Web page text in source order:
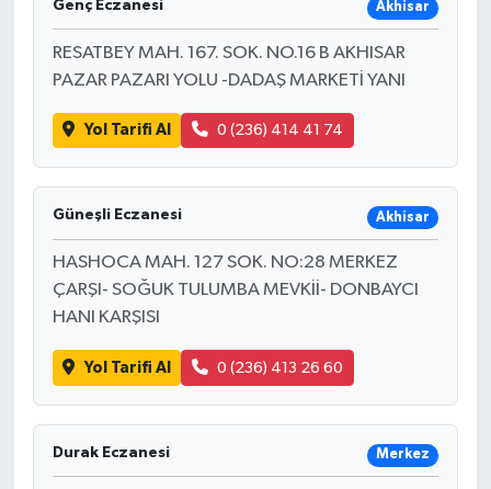
Genç Eczanesi Akhisar
RESATBEY MAH. 167. SOK. NO.16 B AKHISAR
PAZAR PAZARI YOLU -DADAŞ MARKETİ YANI
Yol Tarifi Al 0 (236) 414 41 74
Güneşli Eczanesi Akhisar
HASHOCA MAH. 127 SOK. NO:28 MERKEZ
ÇARŞI- SOĞUK TULUMBA MEVKİİ- DONBAYCI
HANI KARŞISI
Yol Tarifi Al 0 (236) 413 26 60
Durak Eczanesi Merkez